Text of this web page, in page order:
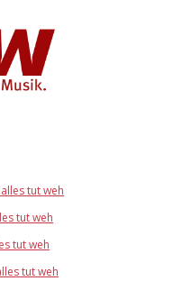
tut weh
tut weh
tut weh
tut weh